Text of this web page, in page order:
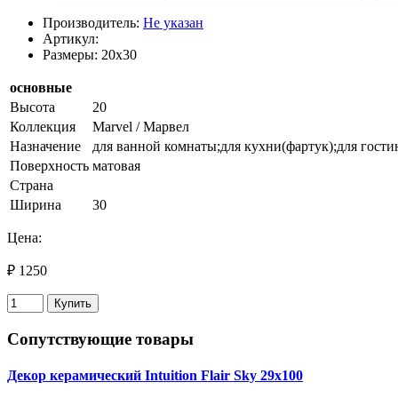
Производитель: Не указан
Артикул:
Размеры: 20x30
основные
Высота
20
Коллекция
Marvel / Марвел
Назначение
для ванной комнаты;для кухни(фартук);для
Поверхность матовая
Страна
Ширина
30
Цена:
₽ 1250
Купить
Сопутствующие товары
Декор керамический Intuition Flair Sky 29x100